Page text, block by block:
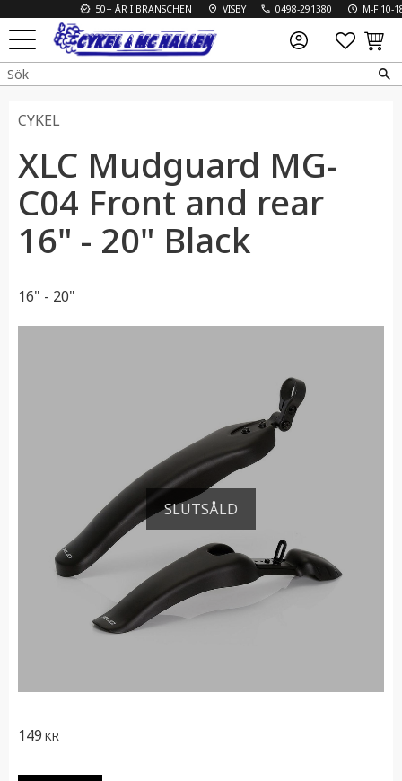
Meny
50+ ÅR I BRANSCHEN VISBY 0498-291380 M-F 10-18
CYKEL
XLC Mudguard MG-
C04 Front and rear
16" - 20" Black
16" - 20"
SLUTSÅLD
149 KR